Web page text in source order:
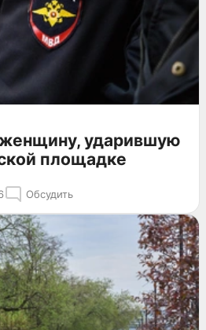
ударившую
площадке
Обсудить